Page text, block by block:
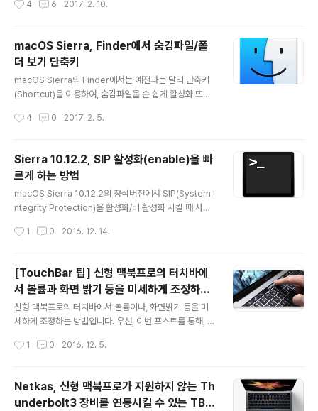
반적으로 블루투스 이어폰을 macOS와 연동하려면 여타
음 연결 혹은 해제를 해주어야 합니다. 특별히 복잡한것은
아니지만, Shortcut으로 정의하면 좀 더 빠르고 쉽게 사용
할 수 있겠죠.. 이 방법은 꽤 오래전부터 알려진 방법이지만
BTT를 이용하여 쉽게 구현하는 방법을 아직 모르시는 분
와 같이 BTT를 열고, 1. Keyboard 2. Glo..
4 6 2017. 2. 10.
macOS Sierra, Finder에서 숨김파일/폴
더 보기 단축키
macOS Sierra의 Finder에서는 예전과는 달리 단축키
(Shortcut)을 이용하여, 숨김파일을 손 쉽게 활성화 또는
hift + 점(.) 인데요.. 물론 토글(Toggle)로 동작합니다. 일
되어 있는 사용자 계정의 라이브러리 폴더등을 들어갈 때,
예전 처럼 "폴더로 이동"등을 사용하지 않아도 쉽게 들어갈
수 있기 때문에 알아 두시면, 유용하게 사용하실 수 있습니
다.
4 0 2017. 2. 5.
Sierra 10.12.2, SIP 활성화(enable)을 빠
르게 하는 방법
macOS Sierra 10.12.2의 정식버전에서 SIP(System I
ntegrity Protection)을 활성화/비 활성화 시킬 때 사용
으로 활성화 되어 있으며 시스템 파일과 폴더들에 대한 접
용자가 수정하거나 할 경우에는 SIP기능을 일시적으로 O
FF 시켜야 합니다. 이렇게 SIP를 켜거나 끄기 위해서는 터
미널에서 csrutil 명령을 이용해야 하는데, 정상 부팅 상태
에서는 상태를 확인하는 status 옵션을 빼고는 disable /
enable을 사용할 수 없기 때문에 이를 사용하려면 com
을 해야만 했습니다. S..
1 0 2016. 12. 14.
[TouchBar 팁] 신형 맥북프로의 터치바에
서 볼륨과 화면 밝기 등을 미세하게 조정하는
법
신형 맥북프로의 터치바에서 볼륨이나, 화면밝기 등을 미
세하게 조정하는 방법입니다. 우선, 이번 포스트를 통해, T
요가 있습니다. 매번 포스트를 쓸때마다 글을 읽으시는 분
아래 보시는 바와 같이 Touch Bar는 크게 3부분으로 되
어 있습니다. 제일 좌측에 "시스템 버튼" 이 있는데, 이 영
역은 ESC 키를 대표로, 각 앱에서 세부 기능으로 들어 갔
1 0 2016. 12. 5.
Netkas, 신형 맥북프로가 지원하지 않는 Th
underbolt3 장비를 연동시킬 수 있는 TB3